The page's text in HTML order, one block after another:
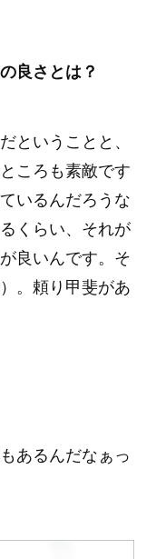
良さとは？
いうことと、
ころも素敵です
いるんだろうな
くらい、それが
良いんです。そ
。頼り甲斐があ
あるんだなぁっ